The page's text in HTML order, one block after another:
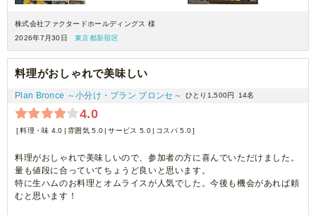
株式会社ファクタードホールディングス 様
2026年7月30日
東京都新宿区
料理がおしゃれで美味しい
Plan Bronce ～小分け・プラン ブロンセ～ ひとり1,500円 14名
4.0
料理・味 4.0 雰囲気 5.0 サービス 5.0 コスパ 5.0
料理がおしゃれで美味しいので、参加者の方に喜んでいただけました。
量も値段に合っていてちょうど良いと思います。
特に生ハムのお料理とオムライスが人気でした。今後も機会があれば頼
むと思います！